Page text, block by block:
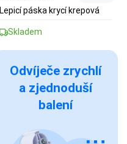
Lepicí páska krycí krepová
Skladem
Odvíječe zrychlí
a zjednoduší
balení